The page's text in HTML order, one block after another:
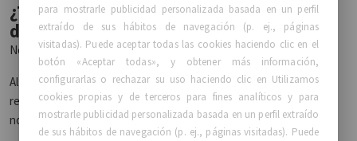
¿Todos los implantes mamarios
deben reemplazarse algún día?
No necesariamente.
Algunas pacientes pueden no necesitar nunca un
reemplazo si continúan satisfechas con sus resultados y
no desarrollan complicaciones.
para mostrarle publicidad personalizada basada en un perfil
extraído de sus hábitos de navegación (p. ej., páginas
visitadas). Puede aceptar todas las cookies haciendo clic en el
botón «Aceptar todas», y obtener más información,
configurarlas o rechazar su uso haciendo clic en Utilizamos
cookies propias y de terceros para fines analíticos y para
mostrarle publicidad personalizada basada en un perfil extraído
de sus hábitos de navegación (p. ej., páginas visitadas). Puede